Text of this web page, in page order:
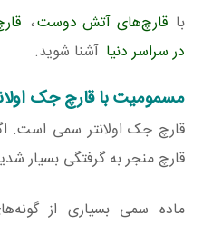
با قارچ‌های آتش دوست،
در سراسر دنیا آشنا شوید.
مسمومیت با قارچ جک
قارچ جک اولانتر سمی است.
قارچ منجر به گرفتگی بسیار